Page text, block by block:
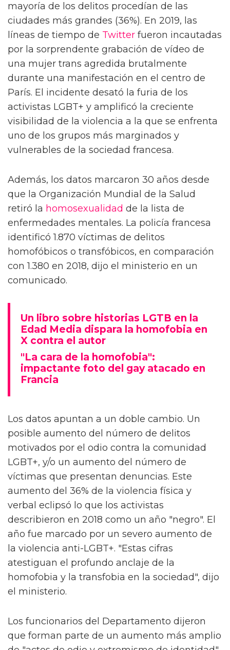
mayoría de los delitos procedían de las
ciudades más grandes (36%). En 2019, las
líneas de tiempo de Twitter fueron incautadas
por la sorprendente grabación de vídeo de
una mujer trans agredida brutalmente
durante una manifestación en el centro de
París. El incidente desató la furia de los
activistas LGBT+ y amplificó la creciente
visibilidad de la violencia a la que se enfrenta
uno de los grupos más marginados y
vulnerables de la sociedad francesa.
Además, los datos marcaron 30 años desde
que la Organización Mundial de la Salud
retiró la homosexualidad de la lista de
enfermedades mentales. La policía francesa
identificó 1.870 víctimas de delitos
homofóbicos o transfóbicos, en comparación
con 1.380 en 2018, dijo el ministerio en un
comunicado.
Un libro sobre historias LGTB en la
Edad Media dispara la homofobia en
X contra el autor
"La cara de la homofobia":
impactante foto del gay atacado en
Francia
Los datos apuntan a un doble cambio. Un
posible aumento del número de delitos
motivados por el odio contra la comunidad
LGBT+, y/o un aumento del número de
víctimas que presentan denuncias. Este
aumento del 36% de la violencia física y
verbal eclipsó lo que los activistas
describieron en 2018 como un año "negro". El
año fue marcado por un severo aumento de
la violencia anti-LGBT+. "Estas cifras
atestiguan el profundo anclaje de la
homofobia y la transfobia en la sociedad", dijo
el ministerio.
Los funcionarios del Departamento dijeron
que forman parte de un aumento más amplio